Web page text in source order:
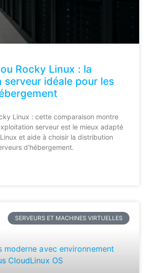
Rocky Linux : la
idéale pour les
Linux : cette comparaison montre
serveur est le mieux adapté
et aide à choisir la distribution
d'hébergement.
SERVEURS ET MACHINES VIRTUELLES